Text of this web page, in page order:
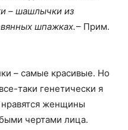
– шашлычки из
шпажках.– Прим.
– самые красивые. Но
таки генетически я
женщины
чертами лица.